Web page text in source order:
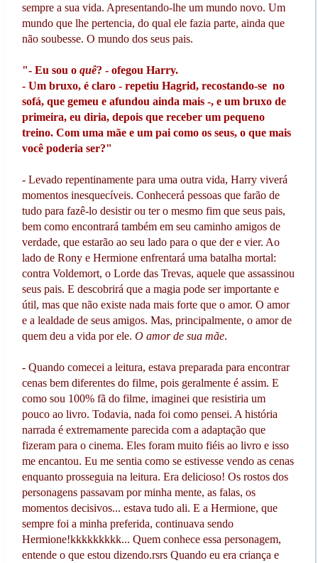
sempre a sua vida. Apresentando-lhe um mundo novo. Um
mundo que lhe pertencia, do qual ele fazia parte, ainda que
não soubesse. O mundo dos seus pais.
"- Eu sou o quê? - ofegou Harry.
- Um bruxo, é claro - repetiu Hagrid, recostando-se no
sofá, que gemeu e afundou ainda mais -, e um bruxo de
primeira, eu diria, depois que receber um pequeno
treino. Com uma mãe e um pai como os seus, o que mais
você poderia ser?"
- Levado repentinamente para uma outra vida, Harry viverá
momentos inesquecíveis. Conhecerá pessoas que farão de
tudo para fazê-lo desistir ou ter o mesmo fim que seus pais,
bem como encontrará também em seu caminho amigos de
verdade, que estarão ao seu lado para o que der e vier. Ao
lado de Rony e Hermione enfrentará uma batalha mortal:
contra Voldemort, o Lorde das Trevas, aquele que assassinou
seus pais. E descobrirá que a magia pode ser importante e
útil, mas que não existe nada mais forte que o amor. O amor
e a lealdade de seus amigos. Mas, principalmente, o amor de
quem deu a vida por ele. O amor de sua mãe.
- Quando comecei a leitura, estava preparada para encontrar
cenas bem diferentes do filme, pois geralmente é assim. E
como sou 100% fã do filme, imaginei que resistiria um
pouco ao livro. Todavia, nada foi como pensei. A história
narrada é extremamente parecida com a adaptação que
fizeram para o cinema. Eles foram muito fiéis ao livro e isso
me encantou. Eu me sentia como se estivesse vendo as cenas
enquanto prosseguia na leitura. Era delicioso! Os rostos dos
personagens passavam por minha mente, as falas, os
momentos decisivos... estava tudo ali. E a Hermione, que
sempre foi a minha preferida, continuava sendo
Hermione!kkkkkkkkk... Quem conhece essa personagem,
entende o que estou dizendo.rsrs Quando eu era criança e